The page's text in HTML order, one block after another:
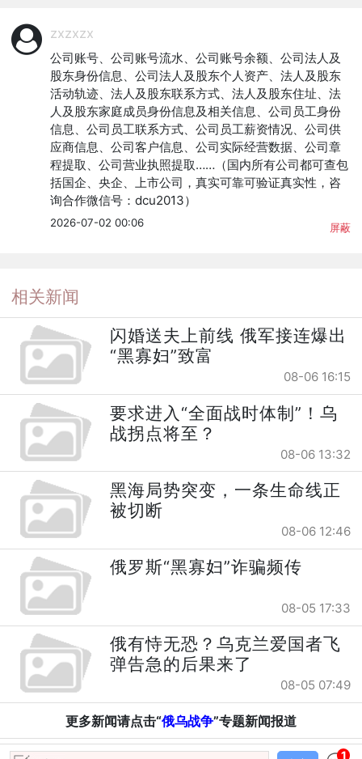
zxzxzx
公司账号、公司账号流水、公司账号余额、公司法人及
股东身份信息、公司法人及股东个人资产、法人及股东
活动轨迹、法人及股东联系方式、法人及股东住址、法
人及股东家庭成员身份信息及相关信息、公司员工身份
信息、公司员工联系方式、公司员工薪资情况、公司供
应商信息、公司客户信息、公司实际经营数据、公司章
程提取、公司营业执照提取……（国内所有公司都可查包
括国企、央企、上市公司，真实可靠可验证真实性，咨
询合作微信号：dcu2013）
2026-07-02 00:06 屏蔽
相关新闻
闪婚送夫上前线 俄军接连爆出
“黑寡妇”致富
08-06 16:15
要求进入“全面战时体制”！乌
战拐点将至？
08-06 13:32
黑海局势突变，一条生命线正
被切断
08-06 12:46
俄罗斯“黑寡妇”诈骗频传
08-05 17:33
俄有恃无恐？乌克兰爱国者飞
弹告急的后果来了
08-05 07:49
更多新闻请点击“俄乌战争”专题新闻报道
1